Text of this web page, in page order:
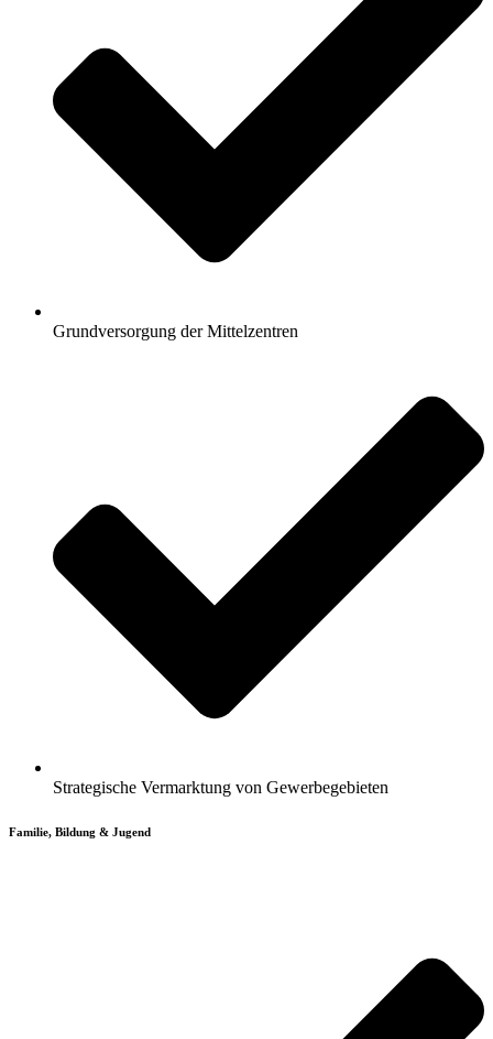
Grundversorgung der Mittelzentren
Strategische Vermarktung von Gewerbegebieten
Familie, Bildung & Jugend